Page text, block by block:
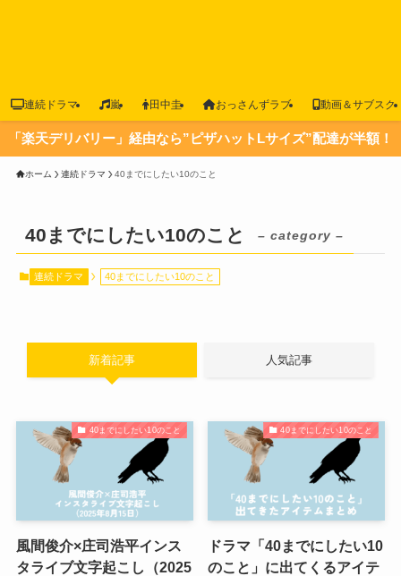
連続ドラマ 嵐 田中圭 おっさんずラブ 動画＆サブスク
「楽天デリバリー」経由なら”ピザハットLサイズ”配達が半額！
ホーム 連続ドラマ 40までにしたい10のこと
40までにしたい10のこと – category –
連続ドラマ 40までにしたい10のこと
新着記事 人気記事
40までにしたい10のこと
風間俊介×庄司浩平インス
タライブ文字起こし（2025
40までにしたい10のこと
ドラマ「40までにしたい10
のこと」に出てくるアイテ